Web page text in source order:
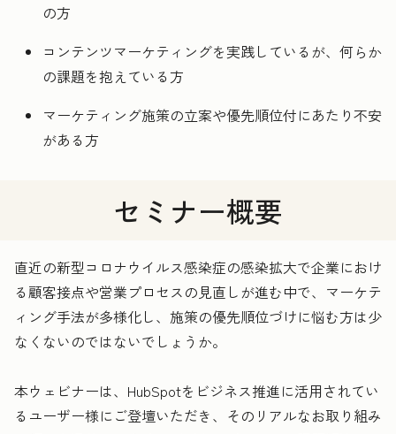
の方
コンテンツマーケティングを実践しているが、何らか
の課題を抱えている方
マーケティング施策の立案や優先順位付にあたり不安
がある方
セミナー概要
直近の新型コロナウイルス感染症の感染拡大で企業におけ
る顧客接点や営業プロセスの見直しが進む中で、マーケテ
ィング手法が多様化し、施策の優先順位づけに悩む方は少
なくないのではないでしょうか。
本ウェビナーは、HubSpotをビジネス推進に活用されてい
るユーザー様にご登壇いただき、そのリアルなお取り組み